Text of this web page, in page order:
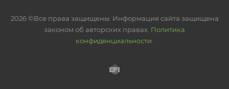
2026 ©Все права защищены. Информация сайта защищена
законом об авторских правах. Политика
конфиденциальности.